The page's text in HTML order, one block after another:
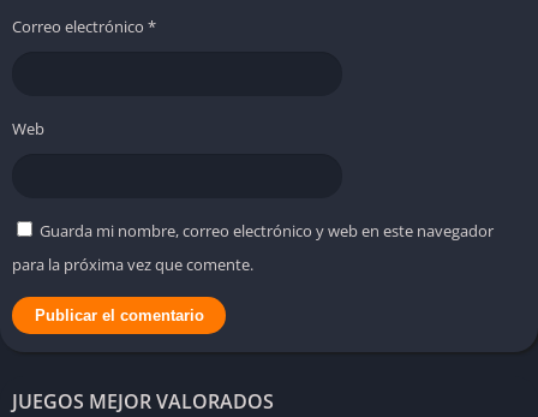
Correo electrónico *
Web
Guarda mi nombre, correo electrónico y web en este navegador
para la próxima vez que comente.
JUEGOS MEJOR VALORADOS